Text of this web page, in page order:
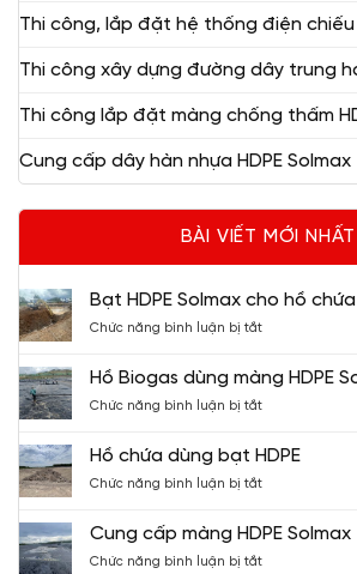
Thi công, lắp đặt hệ thống điện chiếu
Thi công xây dựng đường dây trung
Thi công lắp đặt màng chống thấm
Cung cấp dây hàn nhựa HDPE Solmax
BÀI VIẾT MỚI NHẤT
Bạt HDPE Solmax cho hồ
Chức năng bình luận bị tắtở
HDPE
Solmax
cho
chứa
Hồ Biogas dùng màng HDPE
Chức năng bình luận bị tắtở
Biogas
dùng
màng
Solmax
Hồ chứa dùng bạt HDPE
Chức năng bình luận bị tắtở
chứa
dùng
bạt
Cung cấp màng HDPE Solmax
Chức năng bình luận bị tắtở